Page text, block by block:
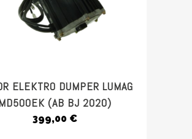
ELEKTRO DUMPER LUMAG
(AB BJ 2020)
399,00 €